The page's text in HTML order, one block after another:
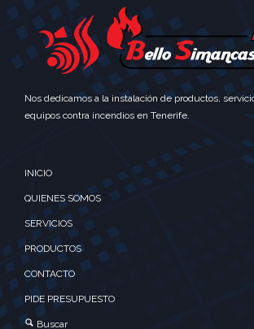
Nos dedicamos a la instalación de productos,
equipos contra incendios en Tenerife.
INICIO
QUIENES SOMOS
SERVICIOS
PRODUCTOS
CONTACTO
PIDE PRESUPUESTO
Buscar